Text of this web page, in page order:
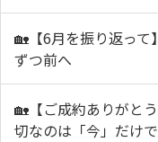
🏡【6月を振り返っ
ずつ前へ
🏡【ご成約ありがと
切なのは「今」だけ